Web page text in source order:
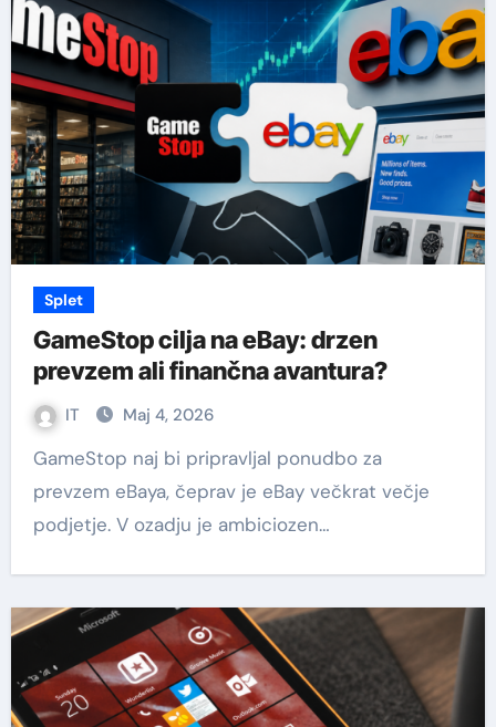
Splet
GameStop cilja na eBay: drzen
prevzem ali finančna avantura?
IT Maj 4, 2026
GameStop naj bi pripravljal ponudbo za
prevzem eBaya, čeprav je eBay večkrat večje
podjetje. V ozadju je ambiciozen…